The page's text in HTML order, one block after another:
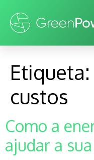
Etiqueta:
custos
Como a
ajudar a